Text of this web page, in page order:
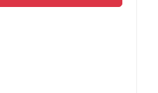
из города в сторону